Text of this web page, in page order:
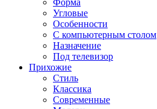
Форма
Угловые
Особенности
С компьютерным столом
Назначение
Под телевизор
Прихожие
Стиль
Классика
Современные